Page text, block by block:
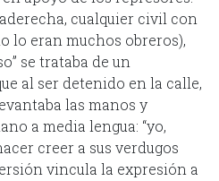
cualquier civil con
lo eran muchos obreros),
se trataba de un
al ser detenido en la calle,
las manos y
a media lengua: “yo,
creer a sus verdugos
vincula la expresión a